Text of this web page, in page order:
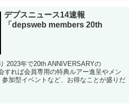
デプスニュース14速報
「depsweb members 20th
2023年で20th ANNIVERSARYの
すれば会員専用の特典ルアー進呈やメン
加型イベントなど、お得なことが盛りだ